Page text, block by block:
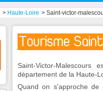
> Haute-Loire > Saint-victor-
Tourisme
Saint-Victor-
département de la Haute-
Quand on s'approche